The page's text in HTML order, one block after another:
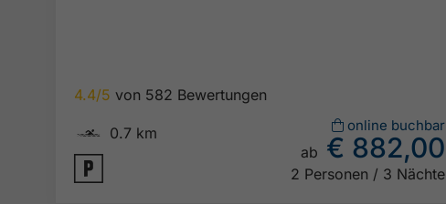
4.4/5 von 582 Bewertungen
🅐 0.7 km
🐈
online buchbar
ab € 882,00
2 Personen / 3 Nächte